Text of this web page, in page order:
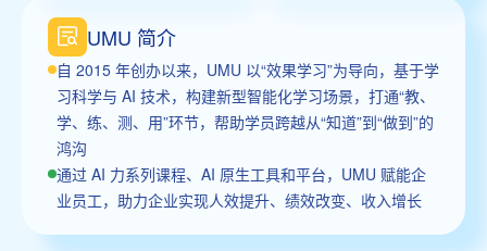
UMU 简介
自 2015 年创办以来，UMU 以“效果学习”为导向，基于学
习科学与 AI 技术，构建新型智能化学习场景，打通“教、
学、练、测、用”环节，帮助学员跨越从“知道”到“做到”的
鸿沟
通过 AI 力系列课程、AI 原生工具和平台，UMU 赋能企
业员工，助力企业实现人效提升、绩效改变、收入增长